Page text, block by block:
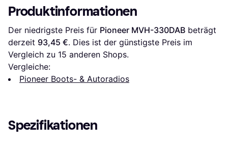
Produktinformationen
Der niedrigste Preis für Pioneer MVH-330DAB beträgt
derzeit 93,45 €. Dies ist der günstigste Preis im
Vergleich zu 15 anderen Shops.
Vergleiche:
Pioneer Boots- & Autoradios
Spezifikationen